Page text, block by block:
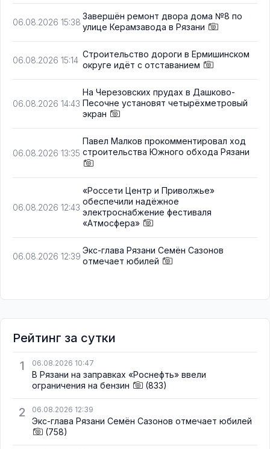
06.08.2026 15:38
Завершён ремонт двора дома №8 по
улице Керамзавода в Рязани
06.08.2026 15:14
Строительство дороги в Ермишинском
округе идёт с отставанием
06.08.2026 14:43
На Черезовских прудах в Дашково-
Песочне установят четырёхметровый
экран
06.08.2026 13:35
Павел Малков прокомментировал ход
строительства Южного обхода Рязани
06.08.2026 12:43
«Россети Центр и Приволжье»
обеспечили надёжное
электроснабжение фестиваля
«Атмосфера»
06.08.2026 12:39
Экс-глава Рязани Семён Сазонов
отмечает юбилей
Рейтинг за сутки
1
06.08.2026 10:47
В Рязани на заправках «Роснефть» ввели
ограничения на бензин
(833)
2 06.08.2026 12:39
Экс-глава Рязани Семён Сазонов отмечает юбилей
(758)